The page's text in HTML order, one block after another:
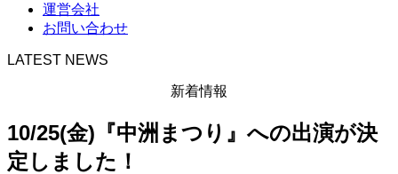
運営会社
お問い合わせ
LATEST NEWS
新着情報
10/25(金)『中洲まつり』への出演が決
定しました！